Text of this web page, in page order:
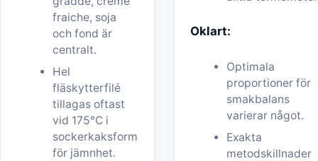
fraiche, soja
och fond är
centralt.
Hel
fläskytterfilé
tillagas oftast
vid 175°C i
sockerkaksform
för jämnhet.
Oklart:
Optimala
proportioner för
smakbalans
varierar något.
Exakta
metodskillnader